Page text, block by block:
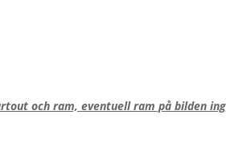
och ram, eventuell ram på bilden